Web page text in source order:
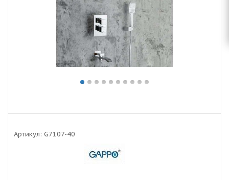
Артикул: G7107-40